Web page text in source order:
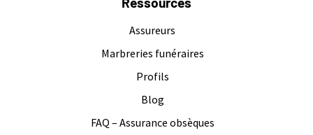
Assureurs
Marbreries funéraires
Profils
Blog
FAQ – Assurance obsèques